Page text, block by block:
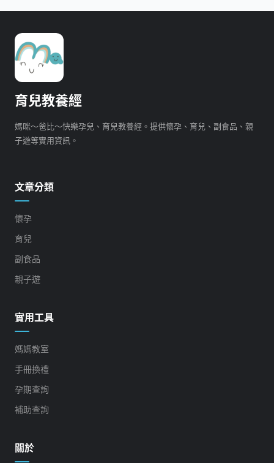
育兒教養經
媽咪～爸比～快樂孕兒、育兒教養經。提供懷孕、育兒、副食品、親
子遊等實用資訊。
文章分類
懷孕
育兒
副食品
親子遊
實用工具
媽媽教室
手冊換禮
孕期查詢
補助查詢
關於